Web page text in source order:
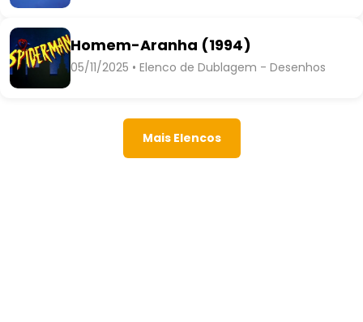
Homem-Aranha (1994)
05/11/2025 • Elenco de Dublagem - Desenhos
Mais Elencos